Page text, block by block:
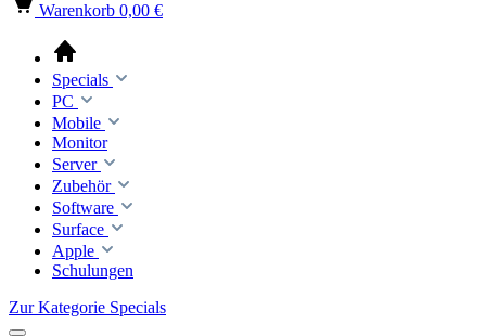
Warenkorb 0,00 €
Specials
PC
Mobile
Monitor
Server
Zubehör
Software
Surface
Apple
Schulungen
Zur Kategorie Specials